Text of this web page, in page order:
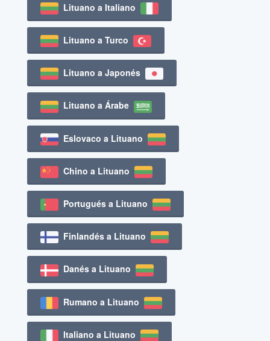
Lituano a Italiano
Lituano a Turco
Lituano a Japonés
Lituano a Árabe
Eslovaco a Lituano
Chino a Lituano
Portugués a Lituano
Finlandés a Lituano
Danés a Lituano
Rumano a Lituano
Italiano a Lituano